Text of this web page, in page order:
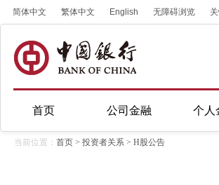
简体中文 繁体中文 English 无障碍浏览
首页 公司金融 个人
当前位置： 首页 > 投资者关系 > H股公告